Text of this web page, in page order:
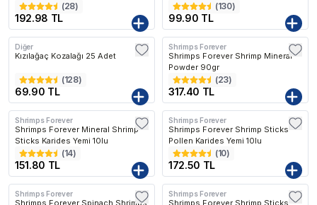
(28)
192.98 TL
(130)
99.90 TL
Diğer
Kızılağaç Kozalağı 25 Adet
(128)
69.90 TL
Shrimps Forever
Shrimps Forever Shrimp Mineral
Powder 90gr
(23)
317.40 TL
Shrimps Forever
Shrimps Forever Mineral Shrimp
Sticks Karides Yemi 10lu
(14)
151.80 TL
Shrimps Forever
Shrimps Forever Shrimp Sticks
Pollen Karides Yemi 10lu
(10)
172.50 TL
Shrimps Forever
Shrimps Forever Spinach Shrimps
Shrimps Forever
Shrimps Forever Shrimp Sticks